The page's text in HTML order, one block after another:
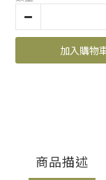
加入購物
商品描述